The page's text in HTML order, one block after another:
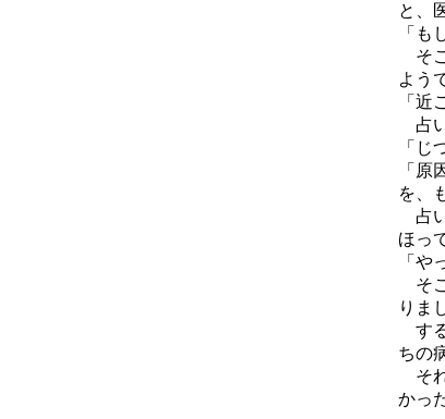
と、
「も
そ
よう
「近
占
「じ
「
を、
占
ほっ
「や
そ
りま
す
ちの
そ
かっ